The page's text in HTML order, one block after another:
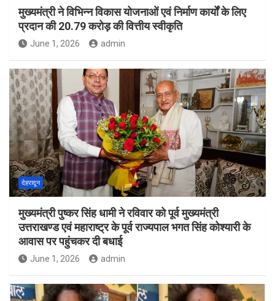
मुख्यमंत्री ने विभिन्न विकास योजनाओं एवं निर्माण कार्यों के लिए
प्रदान की 20.79 करोड़ की वित्तीय स्वीकृति
June 1, 2026 admin
देहरादून
मुख्यमंत्री पुष्कर सिंह धामी ने रविवार को पूर्व मुख्यमंत्री
उत्तराखण्ड एवं महाराष्ट्र के पूर्व राज्यपाल भगत सिंह कोश्यारी के
आवास पर पहुंचकर दी बधाई
June 1, 2026 admin